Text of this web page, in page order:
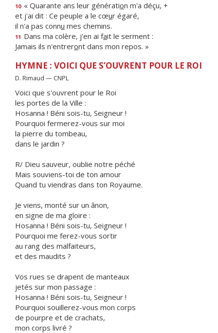
10 « Quarante ans leur génération m'a déçu, +
et j'ai dit : Ce peuple a le cœur égaré,
il n'a pas connu mes chemins.
11 Dans ma colère, j'en ai fait le serment :
Jamais ils n'entreront dans mon repos. »
HYMNE : VOICI QUE S’OUVRENT POUR LE ROI
D. Rimaud — CNPL
Voici que s'ouvrent pour le Roi
les portes de la Ville :
Hosanna ! Béni sois-tu, Seigneur !
Pourquoi fermerez-vous sur moi
la pierre du tombeau,
dans le jardin ?
R/ Dieu sauveur, oublie notre péché
Mais souviens-toi de ton amour
Quand tu viendras dans ton Royaume.
Je viens, monté sur un ânon,
en signe de ma gloire :
Hosanna ! Béni sois-tu, Seigneur !
Pourquoi me ferez-vous sortir
au rang des malfaiteurs,
et des maudits ?
Vos rues se drapent de manteaux
jetés sur mon passage :
Hosanna ! Béni sois-tu, Seigneur !
Pourquoi souillerez-vous mon corps
de pourpre et de crachats,
mon corps livré ?